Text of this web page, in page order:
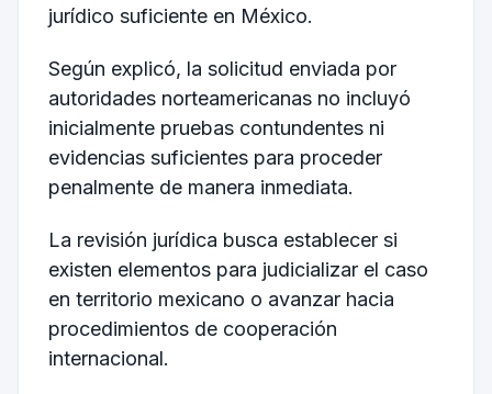
jurídico suficiente en México.
Según explicó, la solicitud enviada por
autoridades norteamericanas no incluyó
inicialmente pruebas contundentes ni
evidencias suficientes para proceder
penalmente de manera inmediata.
La revisión jurídica busca establecer si
existen elementos para judicializar el caso
en territorio mexicano o avanzar hacia
procedimientos de cooperación
internacional.